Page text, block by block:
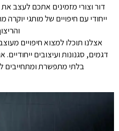
דור וצורי מזמינים אתכם לעצב את
ייחודי עם חיפויים של מותגי
אצלנו תוכלו למצוא חיפויים
דגמים, סגנונות ועיצובים
בלתי מתפשרת ומתחייבים